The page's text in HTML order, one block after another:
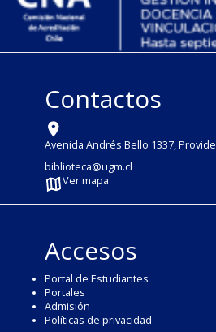
Contactos
Avenida Andrés Bello 1337,
biblioteca@ugm.cl
Ver mapa
Accesos
Portal de Estudiantes
Portales
Admisión
Políticas de privacidad